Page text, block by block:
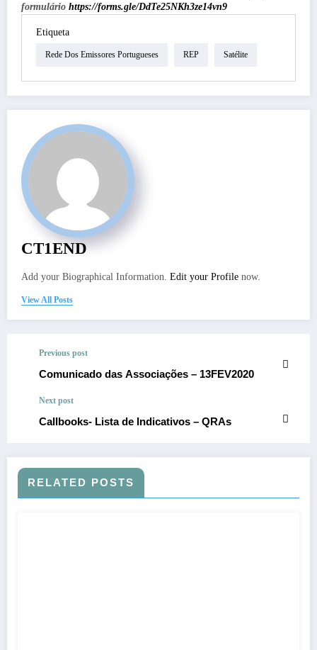
formulário https://forms.gle/DdTe25NKh3ze14vn9
Etiqueta
Rede Dos Emissores Portugueses REP Satélite
CT1END
Add your Biographical Information. Edit your Profile now.
View All Posts
Previous post
Comunicado das Associações – 13FEV2020
Next post
Callbooks- Lista de Indicativos – QRAs
RELATED POSTS